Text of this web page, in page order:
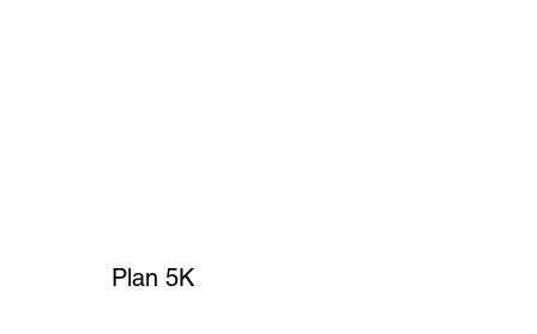
Plan 5K